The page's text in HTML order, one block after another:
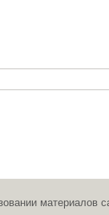
материалов